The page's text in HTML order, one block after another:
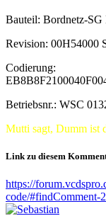
Bauteil: Bordnetz-SG
Revision: 00H54000
Codierung:
Betriebsnr.: WSC
Mutti sagt, Dumm ist
Link zu diesem
https://
code/#findComment-